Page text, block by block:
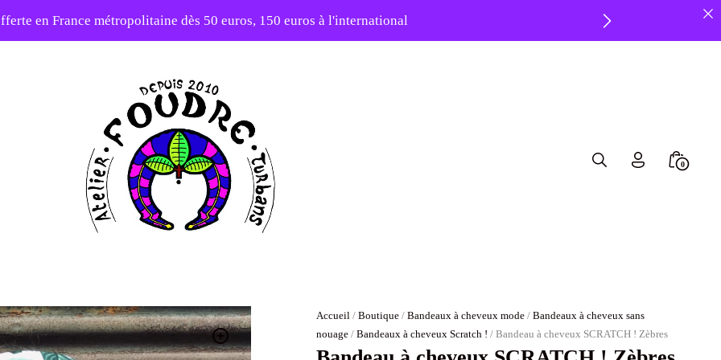
en France métropolitaine dès 50 euros, 150 euros à l'international
Search
0
Accueil /Boutique /Bandeaux à cheveux mode /Bandeaux à cheveux sans
nouage /Bandeaux à cheveux Scratch ! / Bandeau à cheveux SCRATCH ! Zèbres